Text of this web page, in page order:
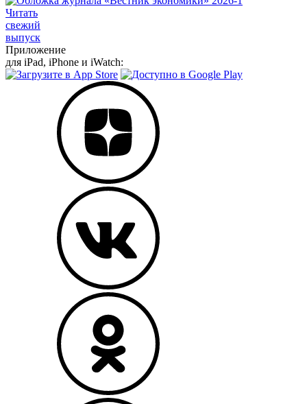
Читать
свежий
выпуск
Приложение
для iPad, iPhone и iWatch: